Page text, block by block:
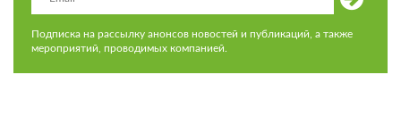
Подписка на рассылку анонсов новостей и публикаций, а также
мероприятий, проводимых компанией.